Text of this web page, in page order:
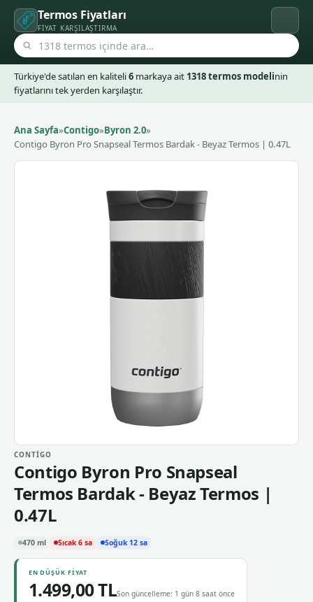
Termos Fiyatları
FIYAT KARŞILAŞTIRMA
Türkiye'de satılan en kaliteli6 markaya ait 1318 termos modelinin
fiyatlarını tek yerden karşılaştır.
Ana Sayfa»Contigo»Byron 2.0»
Contigo Byron Pro Snapseal Termos Bardak - Beyaz Termos | 0.47L
CONTIGO
Contigo Byron Pro Snapseal
Termos Bardak - Beyaz Termos |
0.47L
470 ml Sıcak 6 sa Soğuk 12 sa
EN DÜŞÜK FIYAT
1.499,00 TLSon güncelleme: 1 gün 8 saat önce